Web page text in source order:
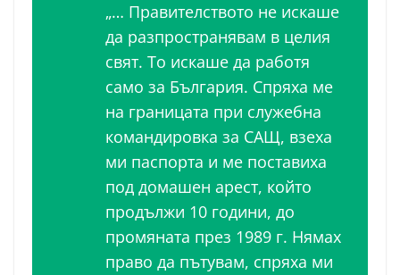
„… Правителството не искаше
да разпространявам в целия
свят. То искаше да работя
само за България. Спряха ме
на границата при служебна
командировка за САЩ, взеха
ми паспорта и ме поставиха
под домашен арест, който
продължи 10 години, до
промяната през 1989 г. Нямах
право да пътувам, спряха ми